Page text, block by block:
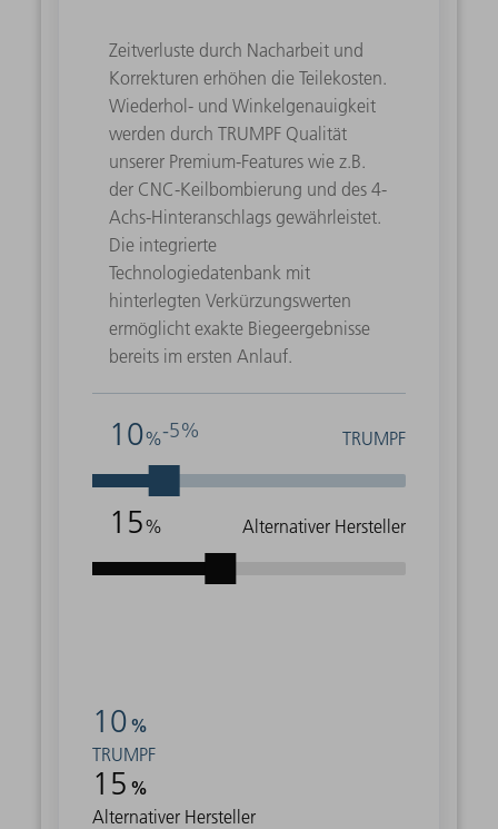
Zeitverluste durch Nacharbeit und
Korrekturen erhöhen die Teilekosten.
Wiederhol- und Winkelgenauigkeit
werden durch TRUMPF Qualität
unserer Premium-Features wie z.B.
der CNC-Keilbombierung und des 4-
Achs-Hinteranschlags gewährleistet.
Die integrierte
Technologiedatenbank mit
hinterlegten Verkürzungswerten
ermöglicht exakte Biegeergebnisse
bereits im ersten Anlauf.
10%-5% TRUMPF
15% Alternativer Hersteller
10%
TRUMPF
15 %
Alternativer Hersteller